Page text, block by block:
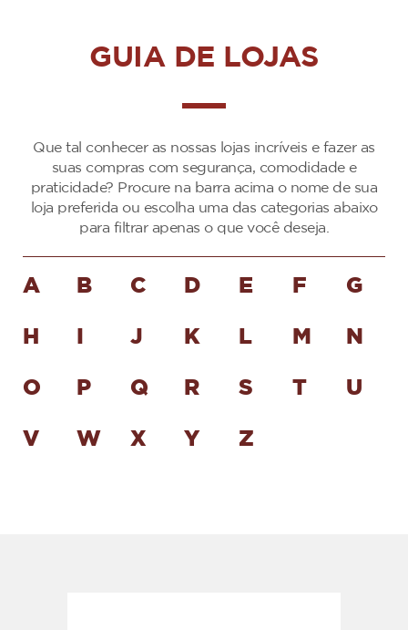
GUIA DE LOJAS
Que tal conhecer as nossas lojas incríveis e fazer as
suas compras com segurança, comodidade e
praticidade? Procure na barra acima o nome de sua
loja preferida ou escolha uma das categorias abaixo
para filtrar apenas o que você deseja.
A B C D E F G
H J K L M N
O P Q R S T U
V W X Y Z